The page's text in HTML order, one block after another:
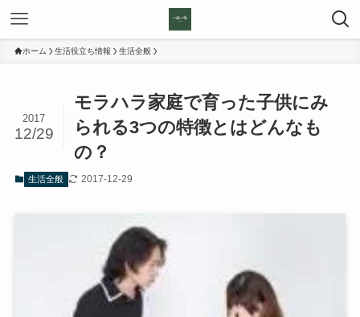
ホーム 生活役立ち情報 生活全般
モラハラ家庭で育った子供にみ
られる3つの特徴とはどんなも
の？
2017
12/29
生活全般 2017-12-29